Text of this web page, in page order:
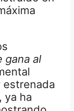
gana al
estrenada
ya ha